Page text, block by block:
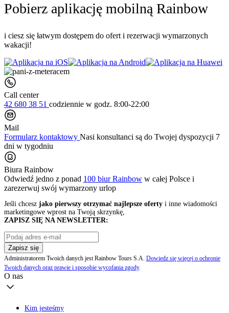
Pobierz aplikację mobilną Rainbow
i ciesz się łatwym dostępem do ofert i rezerwacji wymarzonych
wakacji!
Call center
42 680 38 51 codziennie w godz. 8:00-22:00
Mail
Formularz kontaktowy Nasi konsultanci są do Twojej dyspozycji 7
dni w tygodniu
Biura Rainbow
Odwiedź jedno z ponad 100 biur Rainbow w całej Polsce i
zarezerwuj swój wymarzony urlop
Jeśli chcesz jako pierwszy otrzymać najlepsze oferty i inne wiadomości
marketingowe wprost na Twoją skrzynkę,
ZAPISZ SIĘ NA NEWSLETTER:
Zapisz się
Administratorem Twoich danych jest Rainbow Tours S.A. Dowiedz się więcej o ochronie
Twoich danych oraz prawie i sposobie wycofania zgody.
O nas
Kim jesteśmy